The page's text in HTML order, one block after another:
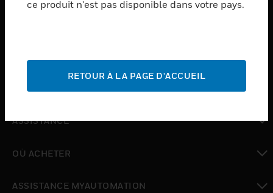
toggle view
INDUSTRIES
ASSISTANCE
OÙ ACHETER
ASSISTANCE MYAUTOMATION
ce produit n'est pas disponible dans votre pays.
RETOUR À LA PAGE D'ACCUEIL